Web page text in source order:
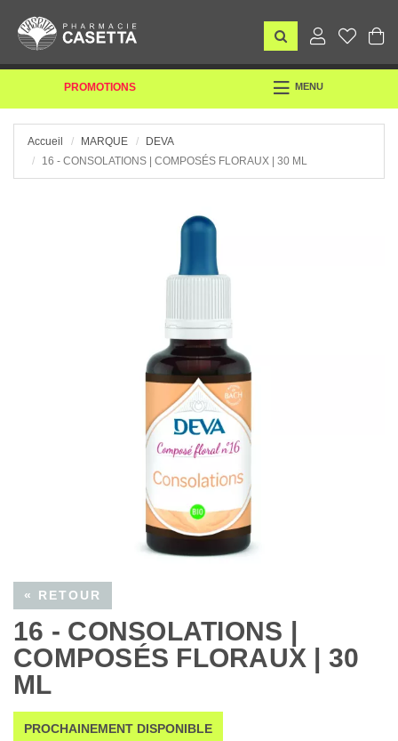
PROMOTIONS
TOGGLE
MENU
Accueil MARQUE
DEVA
16 - CONSOLATIONS | COMPOSÉS FLORAUX | 30 ML
« RETOUR
16 - CONSOLATIONS |
COMPOSÉS FLORAUX | 30
ML
PROCHAINEMENT DISPONIBLE